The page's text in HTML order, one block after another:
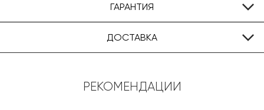
ГАРАНТИЯ
ДОСТАВКА
РЕКОМЕНДАЦИИ